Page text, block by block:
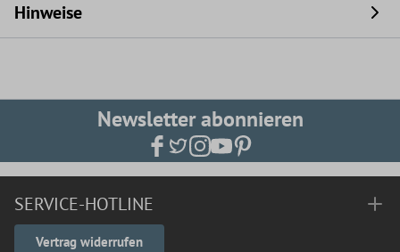
Hinweise
Newsletter abonnieren
SERVICE-HOTLINE
Vertrag widerrufen